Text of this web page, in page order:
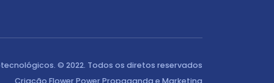
© 2022. Todos os diretos reservados